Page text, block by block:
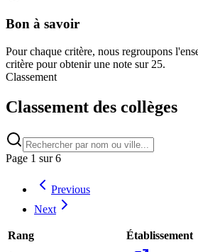
Bon à savoir
Pour chaque critère, nous regroupons
critère pour obtenir une note sur 25.
Classement
Classement des collèges
Page 1 sur6
Previous
Next
Rang Établissement